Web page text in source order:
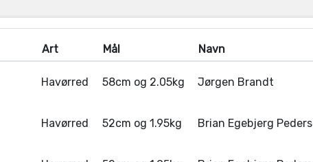
Art Mål Navn
Havørred 58cm og 2.05kg Jørgen Brandt
Havørred 52cm og 1.95kg Brian Egebjerg